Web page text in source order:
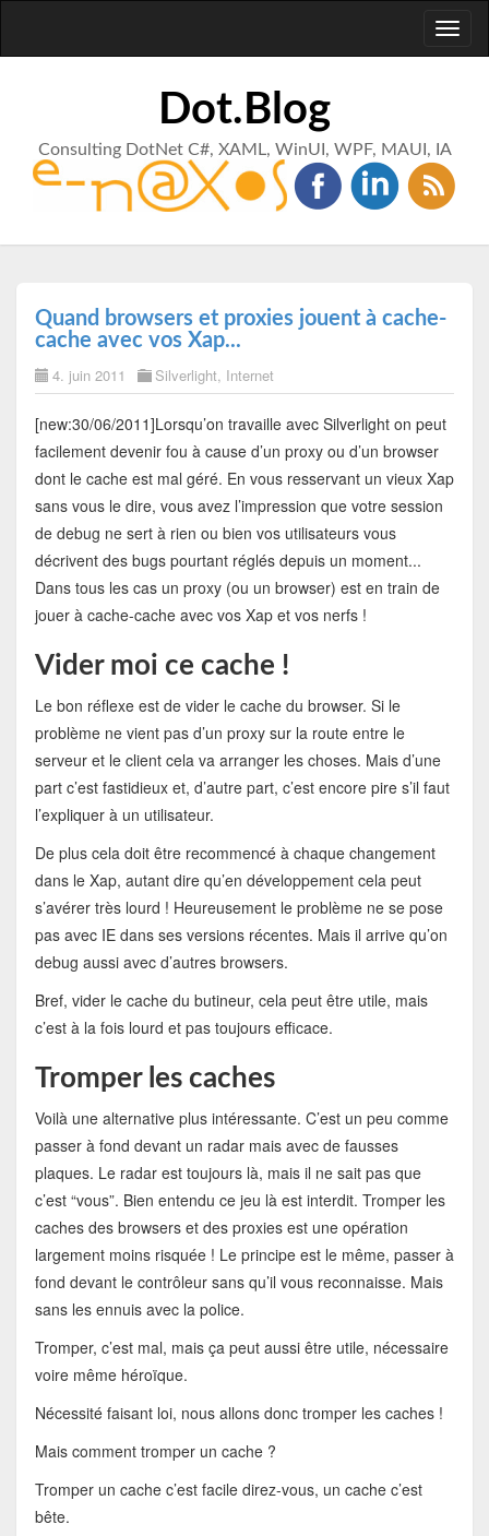
Dot.Blog
Consulting DotNet C#, XAML, WinUI, WPF, MAUI, IA
Quand browsers et proxies jouent à cache-
cache avec vos Xap...
4. juin 2011 Silverlight, Internet
[new:30/06/2011]Lorsqu’on travaille avec Silverlight on peut
facilement devenir fou à cause d’un proxy ou d’un browser
dont le cache est mal géré. En vous resservant un vieux Xap
sans vous le dire, vous avez l’impression que votre session
de debug ne sert à rien ou bien vos utilisateurs vous
décrivent des bugs pourtant réglés depuis un moment...
Dans tous les cas un proxy (ou un browser) est en train de
jouer à cache-cache avec vos Xap et vos nerfs !
Vider moi ce cache !
Le bon réflexe est de vider le cache du browser. Si le
problème ne vient pas d’un proxy sur la route entre le
serveur et le client cela va arranger les choses. Mais d’une
part c’est fastidieux et, d’autre part, c’est encore pire s’il faut
l’expliquer à un utilisateur.
De plus cela doit être recommencé à chaque changement
dans le Xap, autant dire qu’en développement cela peut
s’avérer très lourd ! Heureusement le problème ne se pose
pas avec IE dans ses versions récentes. Mais il arrive qu’on
debug aussi avec d’autres browsers.
Bref, vider le cache du butineur, cela peut être utile, mais
c’est à la fois lourd et pas toujours efficace.
Tromper les caches
Voilà une alternative plus intéressante. C’est un peu comme
passer à fond devant un radar mais avec de fausses
plaques. Le radar est toujours là, mais il ne sait pas que
c’est “vous”. Bien entendu ce jeu là est interdit. Tromper les
caches des browsers et des proxies est une opération
largement moins risquée ! Le principe est le même, passer à
fond devant le contrôleur sans qu’il vous reconnaisse. Mais
sans les ennuis avec la police.
Tromper, c’est mal, mais ça peut aussi être utile, nécessaire
voire même héroïque.
Nécessité faisant loi, nous allons donc tromper les caches !
Mais comment tromper un cache ?
Tromper un cache c’est facile direz-vous, un cache c’est
bête.